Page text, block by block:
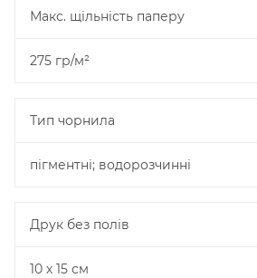
Макс. щільність паперу
275 гр/м²
Тип чорнила
пігментні; водорозчинні
Друк без полів
10 х 15 см